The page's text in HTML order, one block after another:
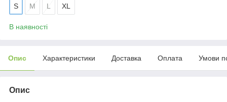
S M L XL
В наявності
Опис Характеристики Доставка Оплата Умови
Опис